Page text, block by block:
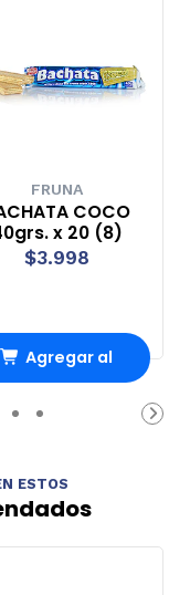
FRUNA
COCO
x 20 (8)
$3.998
Agregar al
carrito
ESTOS